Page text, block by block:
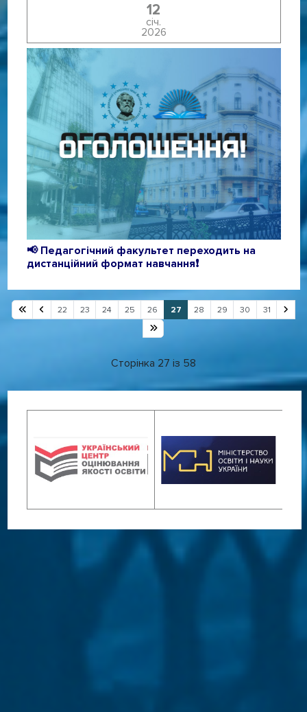
12
січ.
2026
📢 Педагогічний факультет переходить на
дистанційний формат навчання❗️
22 23 24 25 26 27 28 29 30 31
Сторінка 27 із 58